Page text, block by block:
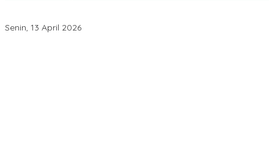
Senin, 13 April 2026